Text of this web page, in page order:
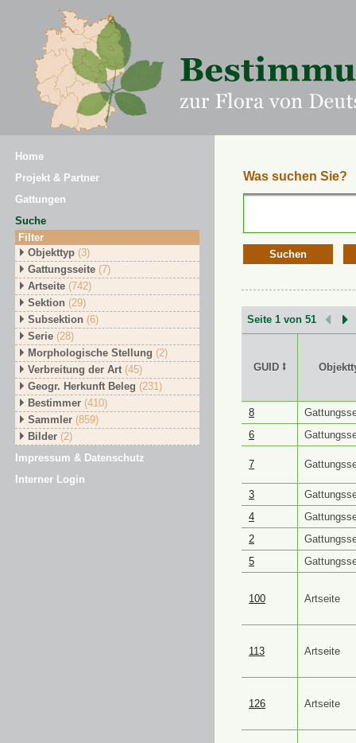
Home
Projekt & Partner
Gattungen
Suche
Filter
Objekttyp (3)
Gattungsseite (7)
Artseite (742)
Sektion (29)
Subsektion (6)
Serie (28)
Morphologische Stellung (2)
Verbreitung der Art (45)
Geogr. Herkunft Beleg (231)
Bestimmer (410)
Sammler (859)
Bilder (2)
Impressum & Datenschutz
Interner Login
Was suchen Sie?
Suchen
Seite 1 von 51
GUID ⭥
GUID ⭥
8
6
7
3
4
2
5
100 Artseite
113 Artseite
126 Artseite